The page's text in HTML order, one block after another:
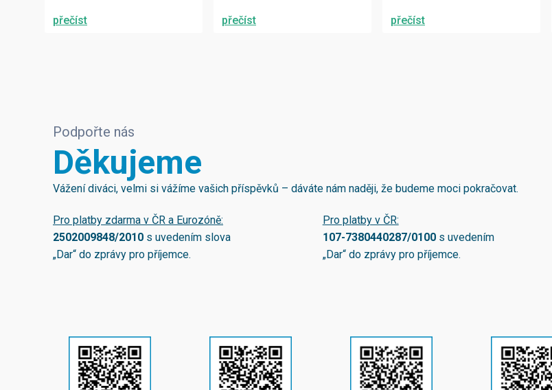
přečíst přečíst přečíst
Podpořte nás
Děkujeme
Vážení diváci, velmi si vážíme vašich příspěvků – dáváte nám naději, že budeme moci pokračovat.
Pro platby zdarma v ČR a Eurozóně:
2502009848/2010 s uvedením slova
„Dar“ do zprávy pro příjemce.
Pro platby v ČR:
107-7380440287/0100s uvedením
„Dar“ do zprávy pro příjemce.